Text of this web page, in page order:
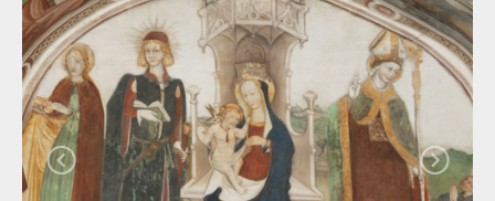
HOST
VOLUNTEERS
CONTACTS
PRESS